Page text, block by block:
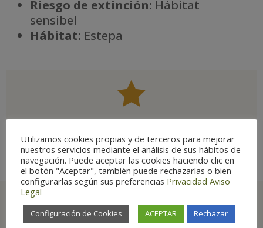
Riesgo de extinción: Hábitat
sensibel
Hábitat: Estepa

Ave estrella
Utilizamos cookies propias y de terceros para mejorar
nuestros servicios mediante el análisis de sus hábitos de
navegación. Puede aceptar las cookies haciendo clic en
el botón "Aceptar", también puede rechazarlas o bien
configurarlas según sus preferencias Privacidad Aviso
Legal
Configuración de Cookies ACEPTAR Rechazar